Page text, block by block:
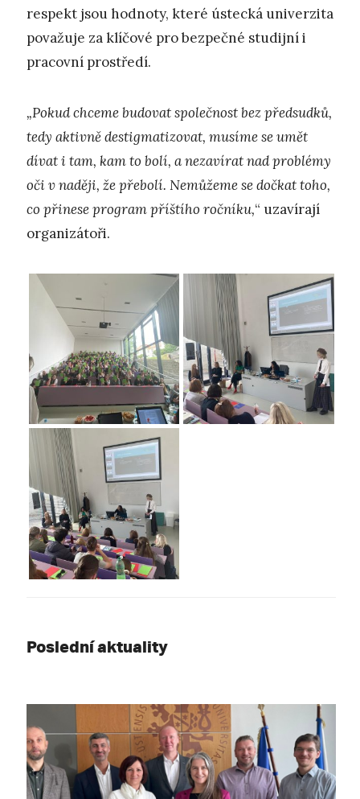
respekt jsou hodnoty, které ústecká univerzita
považuje za klíčové pro bezpečné studijní i
pracovní prostředí.
„Pokud chceme budovat společnost bez předsudků,
tedy aktivně destigmatizovat, musíme se umět
dívat i tam, kam to bolí, a nezavírat nad problémy
oči v naději, že přebolí. Nemůžeme se dočkat toho,
co přinese program příštího ročníku,“ uzavírají
organizátoři.
Poslední aktuality